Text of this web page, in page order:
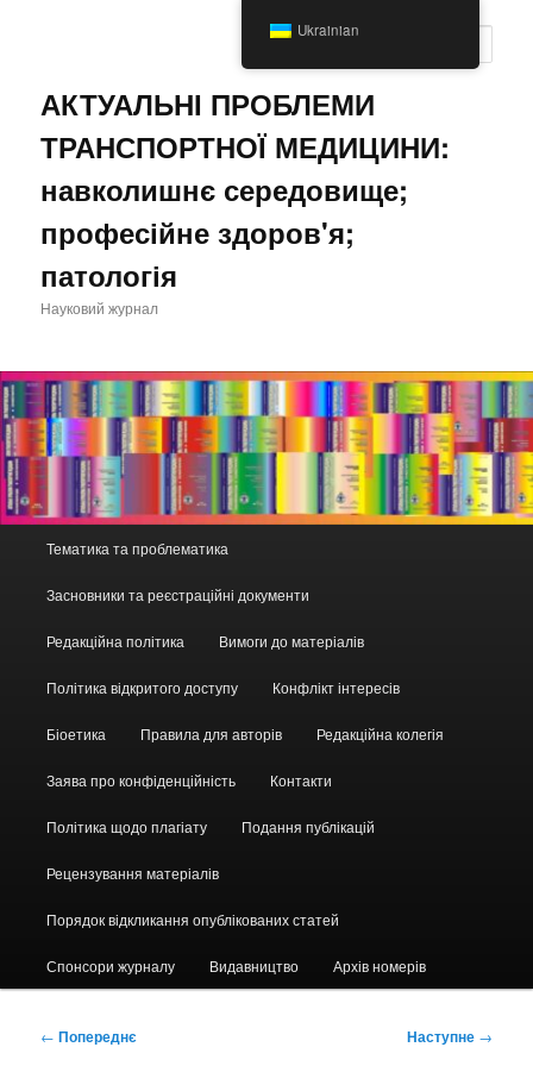
АКТУАЛЬНІ ПРОБЛЕМИ
ТРАНСПОРТНОЇ МЕДИЦИНИ:
навколишнє середовище;
професійне здоров'я;
патологія
Науковий журнал
Тематика та проблематика
Засновники та реєстраційні документи
Редакційна політика Вимоги до матеріалів
Політика відкритого доступу Конфлікт інтересів
Біоетика Правила для авторів Редакційна колегія
Заява про конфіденційність Контакти
Політика щодо плагіату Подання публікацій
Рецензування матеріалів
Порядок відкликання опублікованих статей
Спонсори журналу Видавництво Архів номерів
Навігація
← Попереднє Наступне →
Ukrainian